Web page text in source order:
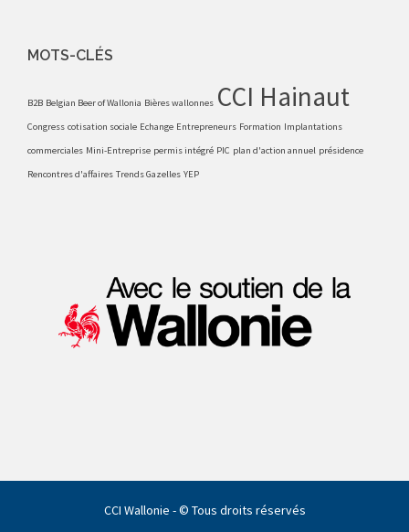
MOTS-CLÉS
B2B Belgian Beer of Wallonia Bières wallonnes CCI Hainaut
Congress cotisation sociale Echange Entrepreneurs Formation Implantations
commerciales Mini-Entreprise permis intégré PIC plan d'action annuel présidence
Rencontres d'affaires Trends Gazelles YEP
CCI Wallonie - © Tous droits réservés